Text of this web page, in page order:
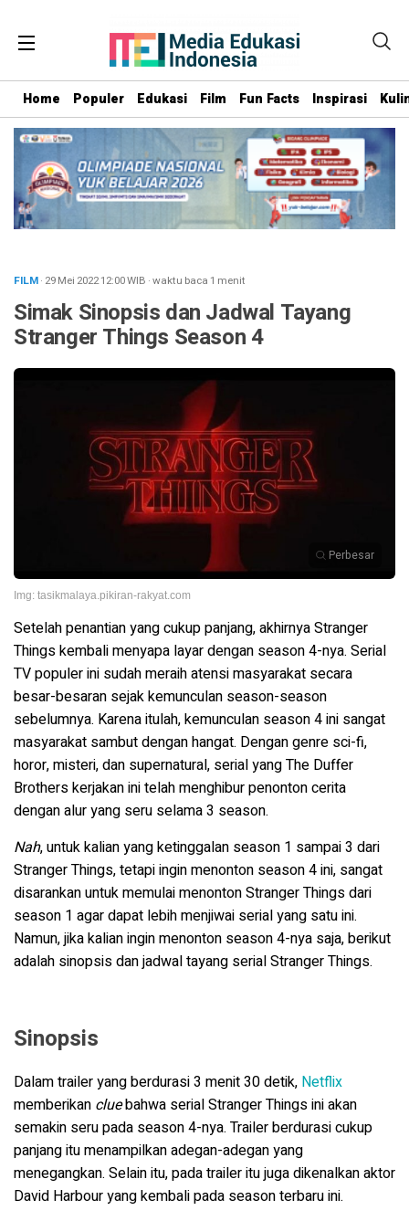
Home Populer Edukasi Film Fun Facts Inspirasi
FILM· 29 Mei 202212:00WIB ·waktu baca 1 menit
Simak Sinopsis dan Jadwal Tayang
Stranger Things Season 4
Perbesar
Img: tasikmalaya.pikiran-rakyat.com
Setelah penantian yang cukup panjang, akhirnyaStranger
Things kembali menyapa layar dengan season 4-nya. Serial
TV populer ini sudah meraih atensi masyarakat secara
besar-besaran sejak kemunculan season-season
sebelumnya. Karena itulah, kemunculan season 4 ini sangat
masyarakat sambut dengan hangat. Dengan genre sci-fi,
horor, misteri, dan supernatural, serial yang The Duffer
Brothers kerjakan ini telah menghibur penonton cerita
dengan alur yang seru selama 3 season.
Nah, untuk kalian yang ketinggalan season 1 sampai 3 dari
Stranger Things, tetapi ingin menonton season 4 ini, sangat
disarankan untuk memulai menonton Stranger Things dari
season 1 agar dapat lebih menjiwai serial yang satu ini.
Namun, jika kalian ingin menonton season 4-nya saja, berikut
adalah sinopsis dan jadwal tayang serial Stranger Things.
Sinopsis
Dalam trailer yang berdurasi 3 menit 30 detik, Netflix
memberikan cluebahwa serialStranger Things ini akan
semakin seru pada season 4-nya. Trailer berdurasi cukup
panjang itu menampilkan adegan-adegan yang
menegangkan. Selain itu, pada trailer itu juga dikenalkan aktor
David Harbour yang kembali pada season terbaru ini.